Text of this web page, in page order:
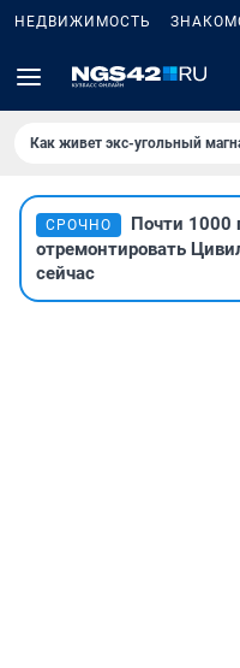
НЕДВИЖИМОСТЬ
Как живет экс-угольный
СРОЧНО
Почти 1000
отремонтировать
сейчас